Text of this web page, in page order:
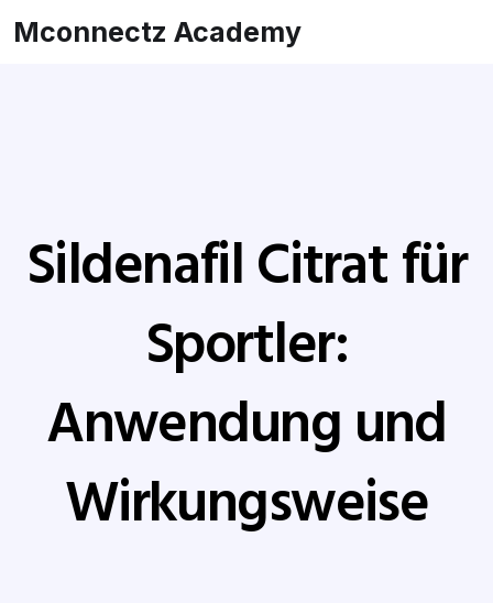
Mconnectz Academy
Sildenafil Citrat für
Sportler:
Anwendung und
Wirkungsweise